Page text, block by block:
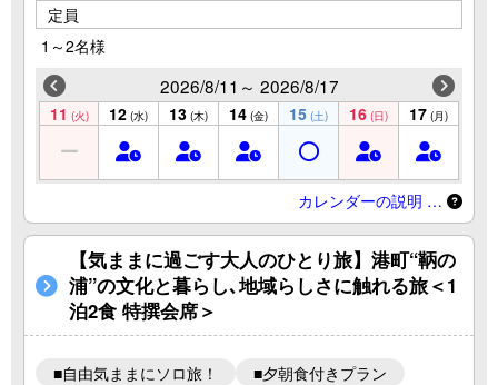
定員
1～2名様
2026/8/11～ 2026/8/17
11 (火) 12 (水) 13 (木) 14 (金) 15 (土) 16 (日) 17 (月)
カレンダーの説明 …
【気ままに過ごす大人のひとり旅】港町“鞆の
浦”の文化と暮らし､地域らしさに触れる旅＜1
泊2食 特撰会席＞
■自由気ままにソロ旅！ ■夕朝食付きプラン